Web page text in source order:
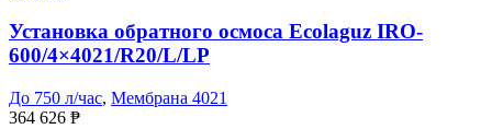
Установка обратного осмоса Ecolaguz IRO-
600/4×4021/R20/L/LP
До 750 л/час, Мембрана 4021
364 626 ₱